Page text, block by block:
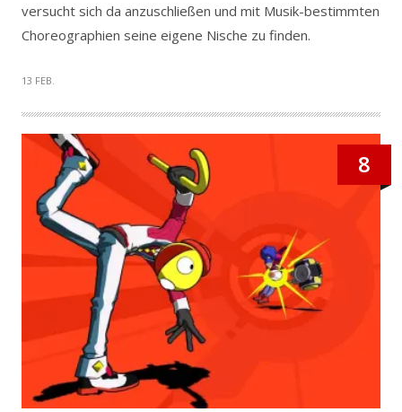
versucht sich da anzuschließen und mit Musik-bestimmten
Choreographien seine eigene Nische zu finden.
13 FEB.
8